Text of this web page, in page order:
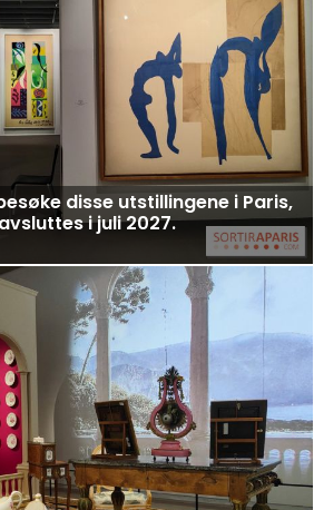
disse utstillingene i Paris,
i juli 2027.